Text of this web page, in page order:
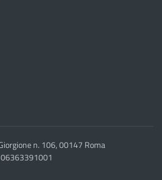
n. 106, 00147 Roma
06363391001